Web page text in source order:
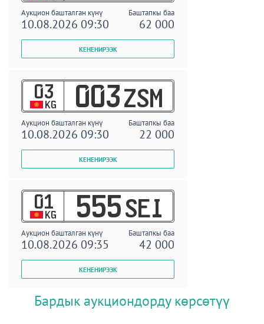
Аукцион башталган күнү Баштапкы баа
10.08.2026 09:30 62 000
03
KG 003 ZSM
Аукцион башталган күнү Баштапкы баа
10.08.2026 09:30 22 000
01
KG 555 SEI
Аукцион башталган күнү Баштапкы баа
10.08.2026 09:35 42 000
Бардык аукциондорду көрсөтүү